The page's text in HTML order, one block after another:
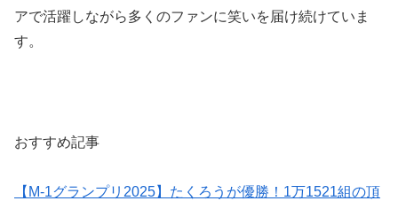
アで活躍しながら多くのファンに笑いを届け続けていま
す。
おすすめ記事
【M-1グランプリ2025】たくろうが優勝！1万1521組の頂